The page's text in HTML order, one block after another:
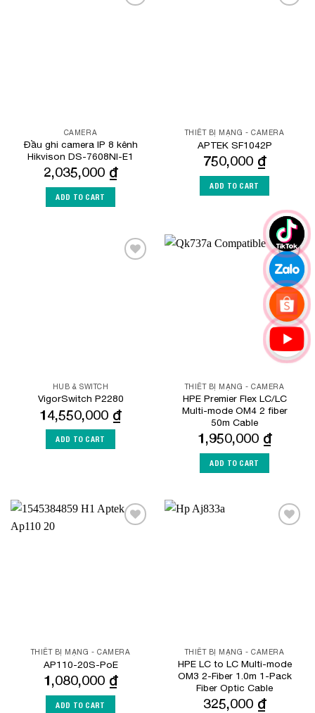
CAMERA
Đầu ghi camera IP 8 kênh
Hikvison DS-7608NI-E1
2,035,000 ₫
ADD TO CART
THIẾT BỊ MẠNG - CAMERA
APTEK SF1042P
750,000 ₫
ADD TO CART
HUB & SWITCH
VigorSwitch P2280
14,550,000 ₫
ADD TO CART
Add to
Wishlist
THIẾT BỊ MẠNG - CAMERA
HPE Premier Flex LC/LC
Multi-mode OM4 2 fiber
50m Cable
1,950,000 ₫
ADD TO CART
THIẾT BỊ MẠNG - CAMERA
AP110-20S-PoE
1,080,000 ₫
ADD TO CART
THIẾT BỊ MẠNG - CAMERA
HPE LC to LC Multi-mode
OM3 2-Fiber 1.0m 1-Pack
Fiber Optic Cable
325,000 ₫